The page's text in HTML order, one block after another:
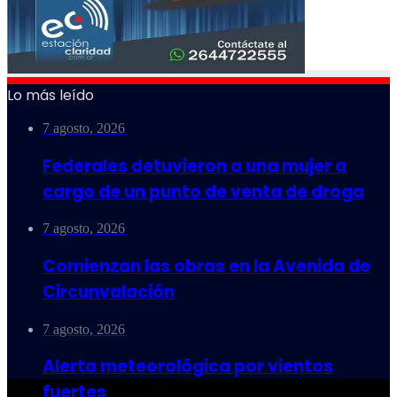
Lo más leído
7 agosto, 2026
Federales detuvieron a una mujer a
cargo de un punto de venta de droga
7 agosto, 2026
Comienzan las obras en la Avenida de
Circunvalación
7 agosto, 2026
Alerta meteorológica por vientos